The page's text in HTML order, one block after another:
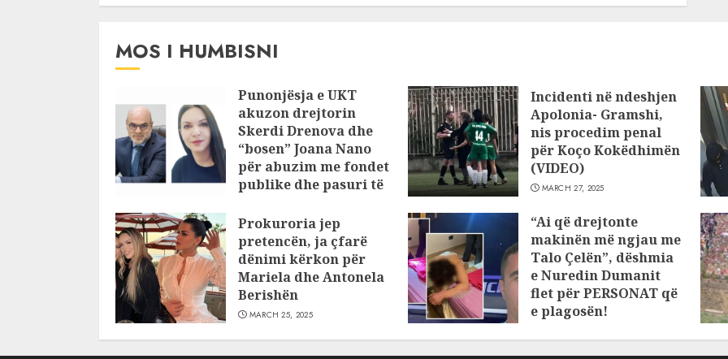
MOS I HUMBISNI
Punonjësja e UKT
akuzon drejtorin
Skerdi Drenova dhe
“bosen” Joana Nano
për abuzim me fondet
publike dhe pasuri të
JULY 24, 2025
Incidenti në ndeshjen
Apolonia- Gramshi,
nis procedim penal
për Koço Kokëdhimën
(VIDEO)
MARCH 27, 2025
Prokuroria jep
pretencën, ja çfarë
dënimi kërkon për
Mariela dhe Antonela
Berishën
MARCH 25, 2025
“Ai që drejtonte
makinën më ngjau me
Talo Çelën”, dëshmia
e Nuredin Dumanit
flet për PERSONAT që
e plagosën!